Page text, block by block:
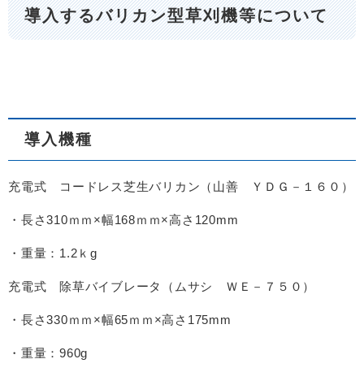
導入するバリカン型草刈機等について
導入機種
充電式 コードレス芝生バリカン（山善 ＹＤＧ－１６０）
・長さ310ｍｍ×幅168ｍｍ×高さ120mm
・重量：1.2ｋg
充電式 除草バイブレータ（ムサシ ＷＥ－７５０）
・長さ330ｍｍ×幅65ｍｍ×高さ175mm
・重量：960g